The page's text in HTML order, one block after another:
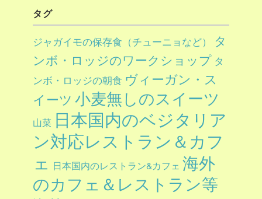
タグ
ジャガイモの保存食（チューニョなど）
タ
ンボ・ロッジのワークショップ タ
ンボ・ロッジの朝食 ヴィーガン・ス
イーツ 小麦無しのスイーツ
山菜 日本国内のベジタリア
ン対応レストラン＆カフ
ェ 日本国内のレストラン&カフェ 海外
のカフェ＆レストラン等